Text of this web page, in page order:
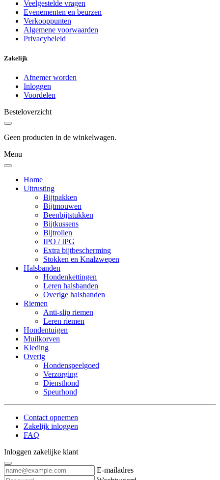
Veelgestelde vragen
Evenementen en beurzen
Verkooppunten
Algemene voorwaarden
Privacybeleid
Zakelijk
Afnemer worden
Inloggen
Voordelen
Besteloverzicht
Geen producten in de winkelwagen.
Menu
Home
Uitrusting
Bijtpakken
Bijtmouwen
Beenbijtstukken
Bijtkussens
Bijtrollen
IPO / IPG
Extra bijtbescherming
Stokken en Knalzwepen
Halsbanden
Hondenkettingen
Leren halsbanden
Overige halsbanden
Riemen
Anti-slip riemen
Leren riemen
Hondentuigen
Muilkorven
Kleding
Overig
Hondenspeelgoed
Verzorging
Diensthond
Speurhond
Contact opnemen
Zakelijk inloggen
FAQ
Inloggen zakelijke klant
E-mailadres